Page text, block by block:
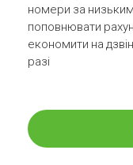
номери за
поповнювати
економити на
разі